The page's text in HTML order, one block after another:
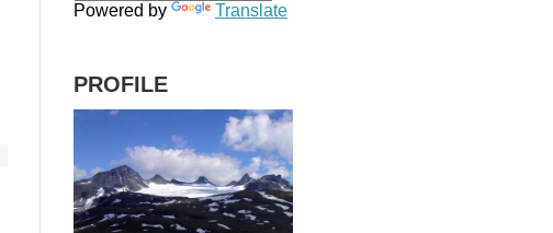
Powered by Translate
PROFILE